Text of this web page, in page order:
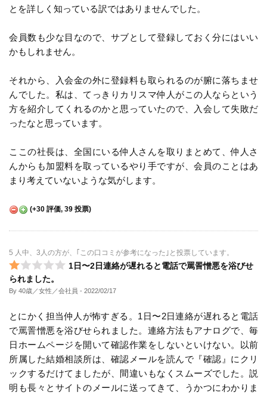
とを詳しく知っている訳ではありませんでした。
会員数も少な目なので、サブとして登録しておく分にはいい
かもしれません。
それから、入会金の外に登録料も取られるのが腑に落ちませ
んでした。私は、てっきりカリスマ仲人がこの人ならという
方を紹介してくれるのかと思っていたので、入会して失敗だ
ったなと思っています。
ここの社長は、全国にいる仲人さんを取りまとめて、仲人さ
んからも加盟料を取っているやり手ですが、会員のことはあ
まり考えていないような気がします。
(+30 評価, 39 投票)
5 人中、3人の方が、｢この口コミが参考になった｣と投票しています。
1日〜2日連絡が遅れると電話で罵詈憎悪を浴びせ
られました。
By 40歳／女性／会社員 - 2022/02/17
とにかく担当仲人が怖すぎる。1日〜2日連絡が遅れると電話
で罵詈憎悪を浴びせられました。連絡方法もアナログで、毎
日ホームページを開いて確認作業をしないといけない。以前
所属した結婚相談所は、確認メールを読んで『確認』にクリ
ックするだけてましたが、間違いもなくスムーズでした。説
明も長々とサイトのメールに送ってきて、うかつにわかりま